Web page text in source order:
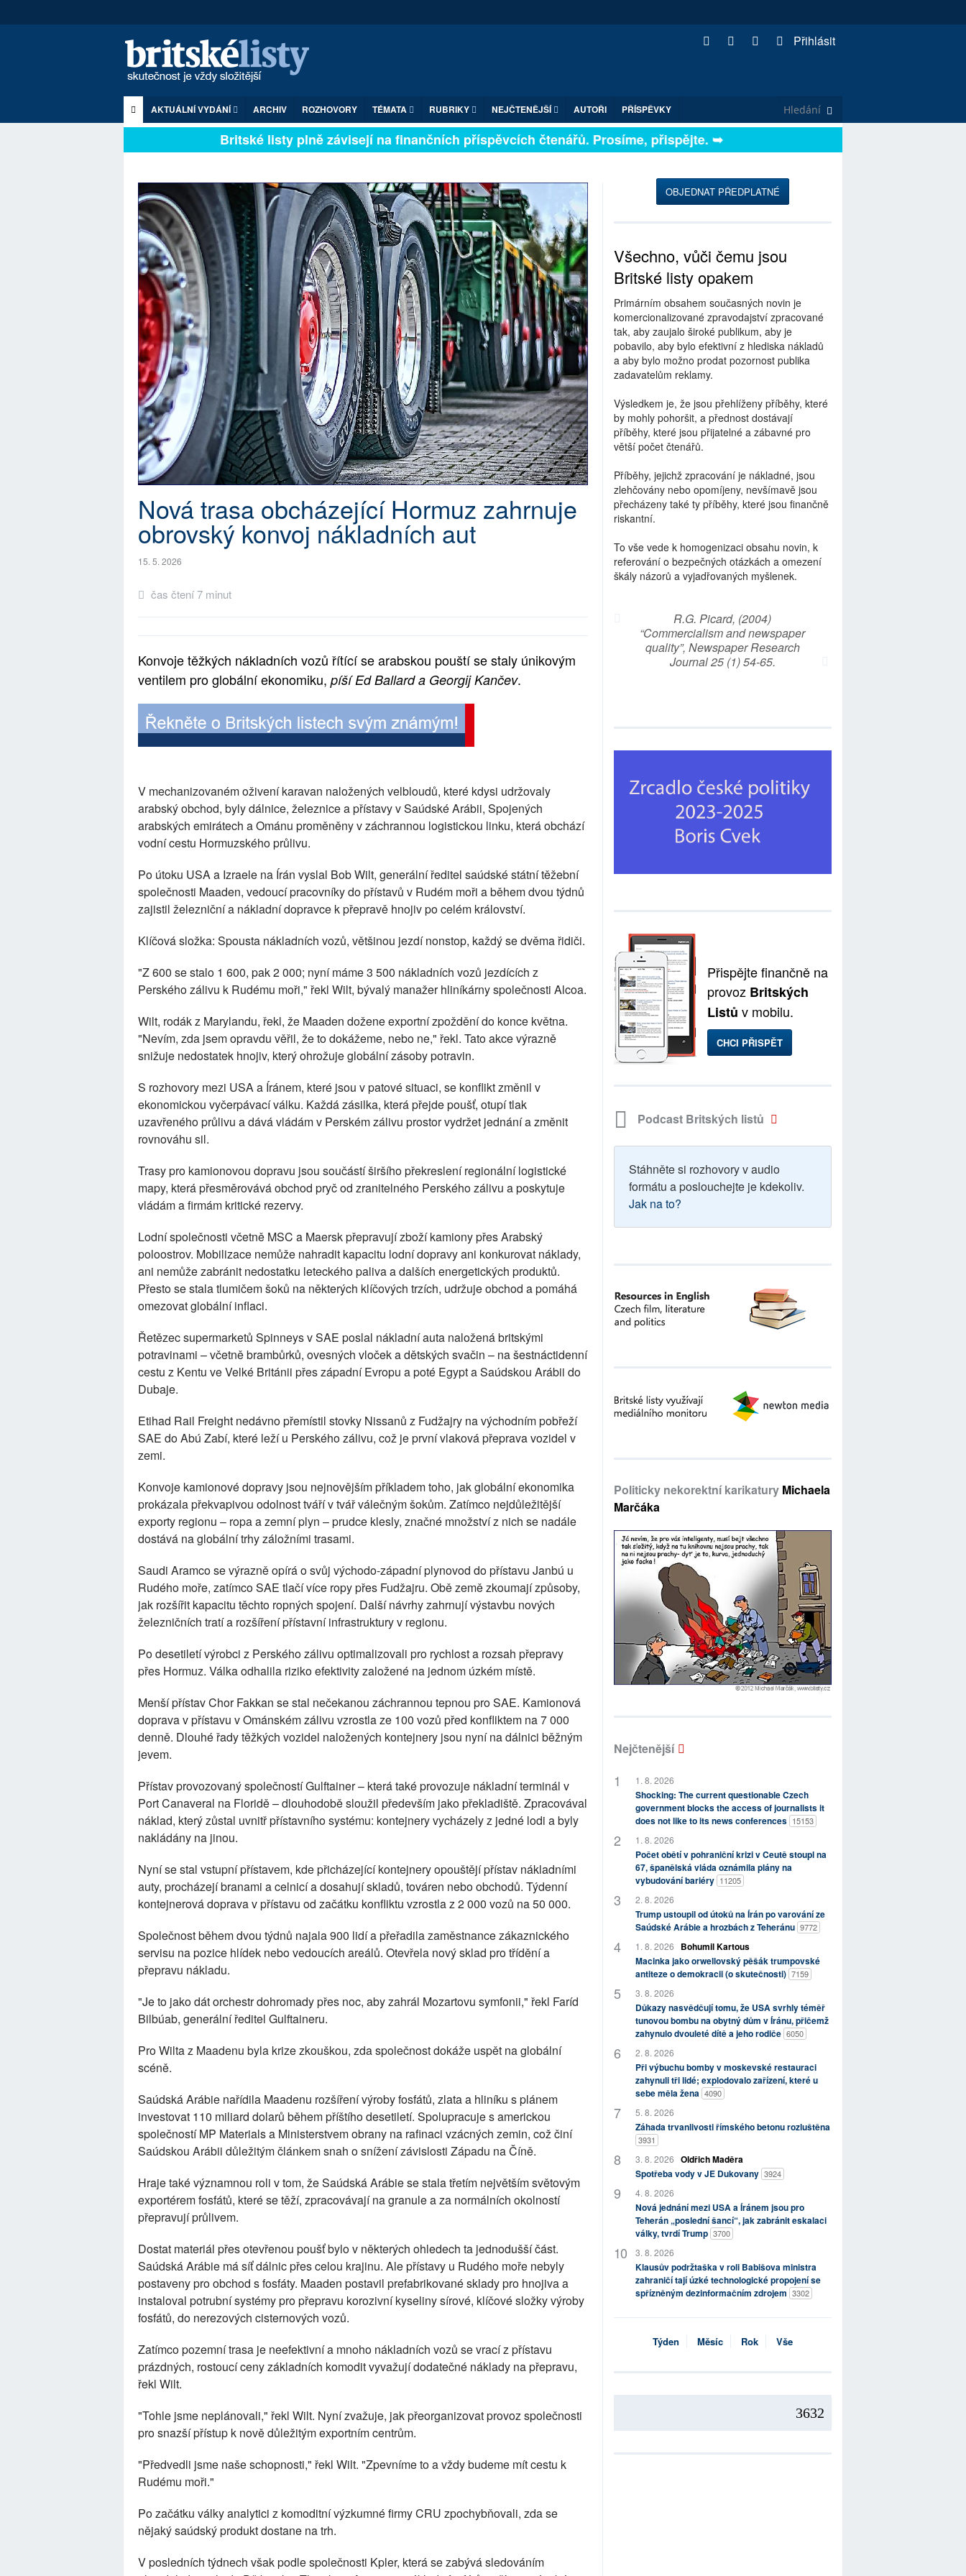
Přihlásit
AKTUÁLNÍ VYDÁNÍ ARCHIV ROZHOVORY TÉMATA RUBRIKY NEJČTENĚJŠÍ AUTOŘI PŘÍSPĚVKY
Britské listy plně závisejí na finančních příspěvcích čtenářů. Prosíme, přispějte. ➥
Nová trasa obcházející Hormuz zahrnuje
obrovský konvoj nákladních aut
15. 5. 2026
čas čtení 7 minut
Konvoje těžkých nákladních vozů řítící se arabskou pouští se staly únikovým
ventilem pro globální ekonomiku, píší Ed Ballard a Georgij Kančev.
V mechanizovaném oživení karavan naložených velbloudů, které kdysi udržovaly
arabský obchod, byly dálnice, železnice a přístavy v Saúdské Arábii, Spojených
arabských emirátech a Ománu proměněny v záchrannou logistickou linku, která obchází
vodní cestu Hormuzského průlivu.
Po útoku USA a Izraele na Írán vyslal Bob Wilt, generální ředitel saúdské státní těžební
společnosti Maaden, vedoucí pracovníky do přístavů v Rudém moři a během dvou týdnů
zajistil železniční a nákladní dopravce k přepravě hnojiv po celém království.
Klíčová složka: Spousta nákladních vozů, většinou jezdí nonstop, každý se dvěma řidiči.
"Z 600 se stalo 1 600, pak 2 000; nyní máme 3 500 nákladních vozů jezdících z
Perského zálivu k Rudému moři," řekl Wilt, bývalý manažer hliníkárny společnosti Alcoa.
Wilt, rodák z Marylandu, řekl, že Maaden dožene exportní zpoždění do konce května.
"Nevím, zda jsem opravdu věřil, že to dokážeme, nebo ne," řekl. Tato akce výrazně
snižuje nedostatek hnojiv, který ohrožuje globální zásoby potravin.
S rozhovory mezi USA a Íránem, které jsou v patové situaci, se konflikt změnil v
ekonomickou vyčerpávací válku. Každá zásilka, která přejde poušť, otupí tlak
uzavřeného průlivu a dává vládám v Perském zálivu prostor vydržet jednání a změnit
rovnováhu sil.
Trasy pro kamionovou dopravu jsou součástí širšího překreslení regionální logistické
mapy, která přesměrovává obchod pryč od zranitelného Perského zálivu a poskytuje
vládám a firmám kritické rezervy.
Lodní společnosti včetně MSC a Maersk přepravují zboží kamiony přes Arabský
poloostrov. Mobilizace nemůže nahradit kapacitu lodní dopravy ani konkurovat náklady,
ani nemůže zabránit nedostatku leteckého paliva a dalších energetických produktů.
Přesto se stala tlumičem šoků na některých klíčových trzích, udržuje obchod a pomáhá
omezovat globální inflaci.
Řetězec supermarketů Spinneys v SAE poslal nákladní auta naložená britskými
potravinami – včetně brambůrků, ovesných vloček a dětských svačin – na šestnáctidenní
cestu z Kentu ve Velké Británii přes západní Evropu a poté Egypt a Saúdskou Arábii do
Dubaje.
Etihad Rail Freight nedávno přemístil stovky Nissanů z Fudžajry na východním pobřeží
SAE do Abú Zabí, které leží u Perského zálivu, což je první vlaková přeprava vozidel v
zemi.
Konvoje kamionové dopravy jsou nejnovějším příkladem toho, jak globální ekonomika
prokázala překvapivou odolnost tváří v tvář válečným šokům. Zatímco nejdůležitější
exporty regionu – ropa a zemní plyn – prudce klesly, značné množství z nich se nadále
dostává na globální trhy záložními trasami.
Saudi Aramco se výrazně opírá o svůj východo-západní plynovod do přístavu Janbú u
Rudého moře, zatímco SAE tlačí více ropy přes Fudžajru. Obě země zkoumají způsoby,
jak rozšířit kapacitu těchto ropných spojení. Další návrhy zahrnují výstavbu nových
železničních tratí a rozšíření přístavní infrastruktury v regionu.
Po desetiletí výrobci z Perského zálivu optimalizovali pro rychlost a rozsah přepravy
přes Hormuz. Válka odhalila riziko efektivity založené na jednom úzkém místě.
Menší přístav Chor Fakkan se stal nečekanou záchrannou tepnou pro SAE. Kamionová
doprava v přístavu v Ománském zálivu vzrostla ze 100 vozů před konfliktem na 7 000
denně. Dlouhé řady těžkých vozidel naložených kontejnery jsou nyní na dálnici běžným
jevem.
Přístav provozovaný společností Gulftainer – která také provozuje nákladní terminál v
Port Canaveral na Floridě – dlouhodobě sloužil především jako překladiště. Zpracovával
náklad, který zůstal uvnitř přístavního systému: kontejnery vycházely z jedné lodi a byly
nakládány na jinou.
Nyní se stal vstupní přístavem, kde přicházející kontejnery opouštějí přístav nákladními
auty, procházejí branami a celnicí a dosahují skladů, továren nebo obchodů. Týdenní
kontejnerová doprava v přístavu od začátku konfliktu vzrostla z 2 000 vozů na 50 000.
Společnost během dvou týdnů najala 900 lidí a přeřadila zaměstnance zákaznického
servisu na pozice hlídek nebo vedoucích areálů. Otevřela nový sklad pro třídění a
přepravu nákladu.
"Je to jako dát orchestr dohromady přes noc, aby zahrál Mozartovu symfonii," řekl Faríd
Bilbúab, generální ředitel Gulftaineru.
Pro Wilta z Maadenu byla krize zkouškou, zda společnost dokáže uspět na globální
scéně.
Saúdská Arábie nařídila Maadenu rozšíření výroby fosfátů, zlata a hliníku s plánem
investovat 110 miliard dolarů během příštího desetiletí. Spolupracuje s americkou
společností MP Materials a Ministerstvem obrany na rafinaci vzácných zemin, což činí
Saúdskou Arábii důležitým článkem snah o snížení závislosti Západu na Číně.
Hraje také významnou roli v tom, že Saúdská Arábie se stala třetím největším světovým
exportérem fosfátů, které se těží, zpracovávají na granule a za normálních okolností
přepravují průlivem.
Dostat materiál přes otevřenou poušť bylo v některých ohledech ta jednodušší část.
Saúdská Arábie má síť dálnic přes celou krajinu. Ale přístavy u Rudého moře nebyly
postaveny pro obchod s fosfáty. Maaden postavil prefabrikované sklady pro hnojiva a
instaloval potrubní systémy pro přepravu korozivní kyseliny sírové, klíčové složky výroby
fosfátů, do nerezových cisternových vozů.
Zatímco pozemní trasa je neefektivní a mnoho nákladních vozů se vrací z přístavu
prázdných, rostoucí ceny základních komodit vyvažují dodatečné náklady na přepravu,
řekl Wilt.
"Tohle jsme neplánovali," řekl Wilt. Nyní zvažuje, jak přeorganizovat provoz společnosti
pro snazší přístup k nově důležitým exportním centrům.
"Předvedli jsme naše schopnosti," řekl Wilt. "Zpevníme to a vždy budeme mít cestu k
Rudému moři."
Po začátku války analytici z komoditní výzkumné firmy CRU zpochybňovali, zda se
nějaký saúdský produkt dostane na trh.
V posledních týdnech však podle společnosti Kpler, která se zabývá sledováním
OBJEDNAT PŘEDPLATNÉ
Všechno, vůči čemu jsou
Britské listy opakem
Primárním obsahem současných novin je
komercionalizované zpravodajství zpracované
tak, aby zaujalo široké publikum, aby je
pobavilo, aby bylo efektivní z hlediska nákladů
a aby bylo možno prodat pozornost publika
zadavatelům reklamy.
Výsledkem je, že jsou přehlíženy příběhy, které
by mohly pohoršit, a přednost dostávají
příběhy, které jsou přijatelné a zábavné pro
větší počet čtenářů.
Příběhy, jejichž zpracování je nákladné, jsou
zlehčovány nebo opomíjeny, nevšímavě jsou
přecházeny také ty příběhy, které jsou finančně
riskantní.
To vše vede k homogenizaci obsahu novin, k
referování o bezpečných otázkách a omezení
škály názorů a vyjadřovaných myšlenek.
R.G. Picard, (2004)
“Commercialism and newspaper
quality”, Newspaper Research
Journal 25 (1) 54-65.
Přispějte finančně na
provoz Britských
Listů v mobilu.
CHCI PŘISPĚT
Podcast Britských listů
Stáhněte si rozhovory v audio
formátu a poslouchejte je kdekoliv.
Jak na to?
Politicky nekorektní karikatury Michaela
Marčáka
Nejčtenější
1. 8. 2026
Shocking: The current questionable Czech
government blocks the access of journalists it
does not like to its news conferences 15153
1. 8. 2026
Počet obětí v pohraniční krizi v Ceutě stoupl na
67, španělská vláda oznámila plány na
vybudování bariéry 11205
2. 8. 2026
Trump ustoupil od útoků na Írán po varování ze
Saúdské Arábie a hrozbách z Teheránu 9772
1. 8. 2026
Bohumil Kartous
Macinka jako orwellovský pěšák trumpovské
antiteze o demokracii (o skutečnosti) 7159
3. 8. 2026
Důkazy nasvědčují tomu, že USA svrhly téměř
tunovou bombu na obytný dům v Íránu, přičemž
zahynulo dvouleté dítě a jeho rodiče 6050
2. 8. 2026
Při výbuchu bomby v moskevské restauraci
zahynuli tři lidé; explodovalo zařízení, které u
sebe měla žena 4090
5. 8. 2026
Záhada trvanlivosti římského betonu rozluštěna
3931
3. 8. 2026 Oldřich Maděra
Spotřeba vody v JE Dukovany 3924
4. 8. 2026
Nová jednání mezi USA a Íránem jsou pro
Teherán „poslední šancí“, jak zabránit eskalaci
války, tvrdí Trump 3700
3. 8. 2026
Klausův podržtaška v roli Babišova ministra
zahraničí tají úzké technologické propojení se
spřízněným dezinformačním zdrojem 3302
Týden Měsíc Rok Vše
3632